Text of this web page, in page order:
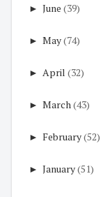
► June (39)
► May(74)
► April (32)
► March(43)
► February(52)
► January(51)